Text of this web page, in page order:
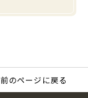
前のページに戻る